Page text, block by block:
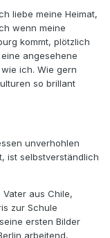
liebe meine Heimat,
wenn meine
kommt, plötzlich
angesehene
ich. Wie gern
so brillant
unverhohlen
ist selbstverständlich
aus Chile,
zur Schule
ersten Bilder
arbeitend,